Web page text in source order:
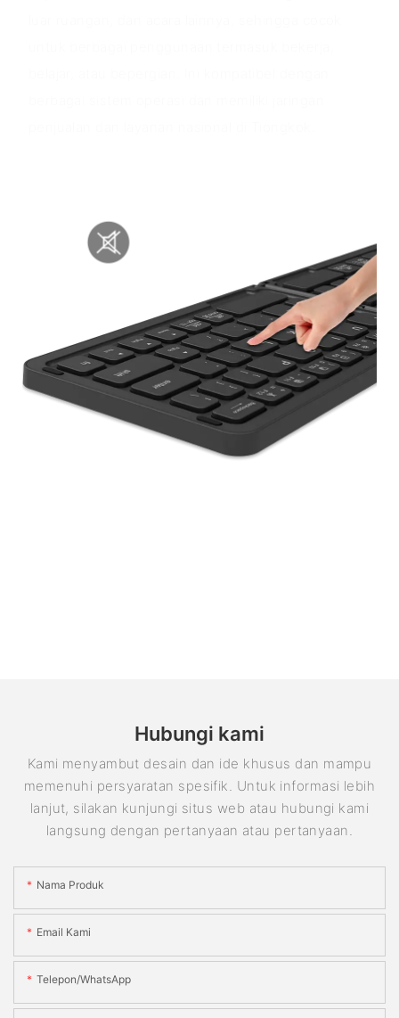
Hubungi kami
Kami menyambut desain dan ide khusus dan mampu
memenuhi persyaratan spesifik. Untuk informasi lebih
lanjut, silakan kunjungi situs web atau hubungi kami
langsung dengan pertanyaan atau pertanyaan.
Nama Produk
Email Kami
Telepon/WhatsApp